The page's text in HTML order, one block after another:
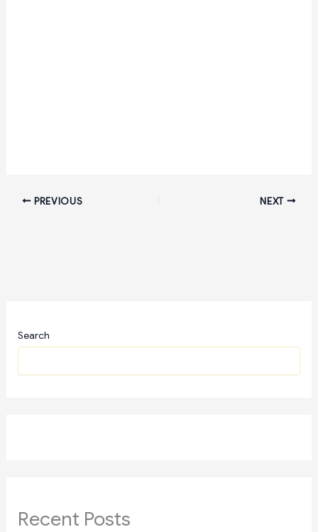
PREVIOUS NEXT
Search
Recent Posts